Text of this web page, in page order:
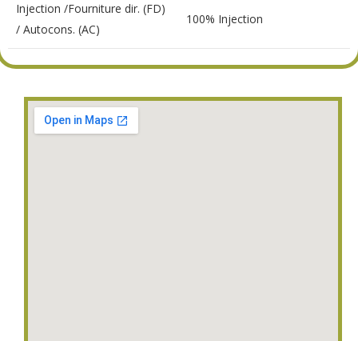
Injection /Fourniture dir. (FD)
/ Autocons. (AC)
100% Injection